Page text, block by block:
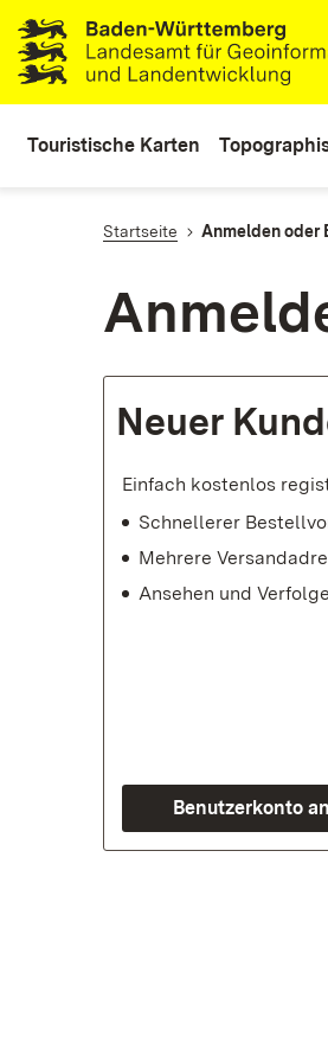
Touristische Karten
Startseite Anmelden oder
Neuer
Einfach kostenlos
Schnellerer
Mehrere
Ansehen und
Benutzerkonto